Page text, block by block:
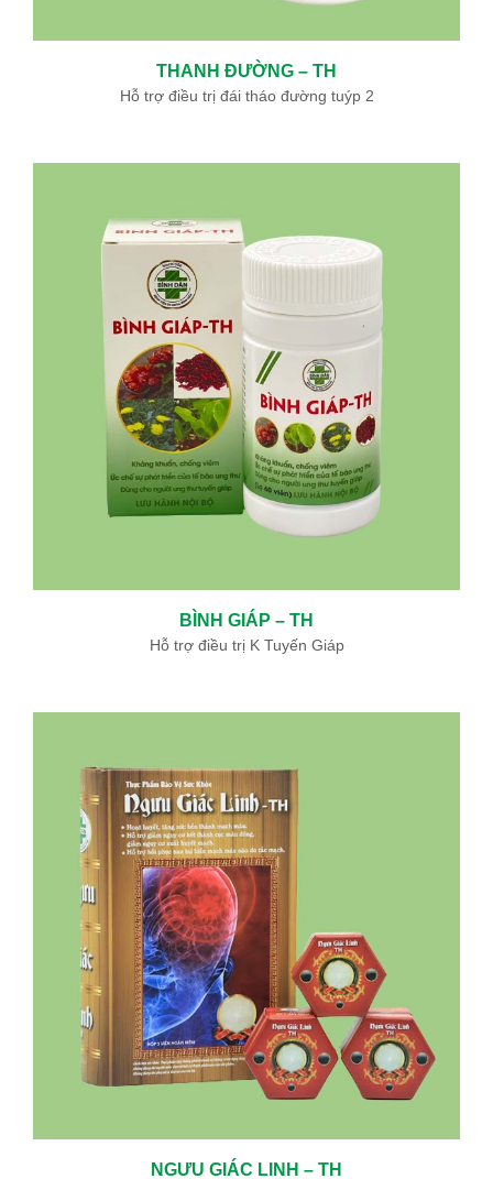
THANH ĐƯỜNG – TH
Hỗ trợ điều trị đái tháo đường tuýp 2
BÌNH GIÁP – TH
Hỗ trợ điều trị K Tuyến Giáp
NGƯU GIÁC LINH – TH